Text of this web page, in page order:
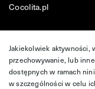
Cocolita.pl
Jakiekolwiek aktywności,
przechowywanie, lub
dostępnych w ramach
w szczególności w celu